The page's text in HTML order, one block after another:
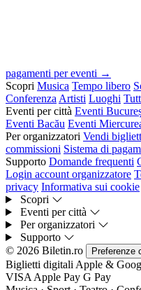
pagamenti per eventi →
Scopri Musica Tempo libero
Conferenza Artisti Luoghi
Eventi per città Eventi
Eventi Bacău Eventi
Per organizzatori Vendi
commissioni Sistema di
Supporto Domande frequenti
Login account organizzatore
privacy Informativa sui cookie
Scopri
Eventi per città
Per organizzatori
Supporto
© 2026 Biletin.ro
Preferenze
Biglietti digitali Apple &
VISA Apple Pay G Pay